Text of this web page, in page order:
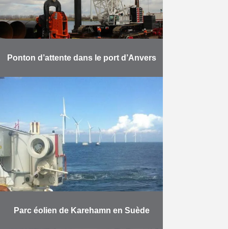
Ponton d’attente dans le port d’Anvers
marteau vibrateur du monde. Dans
le port d’Anvers, Herbosch-Kiere
construit une jetée pour servir de
…
En savoir plus
Parc éolien de Karehamn en Suède